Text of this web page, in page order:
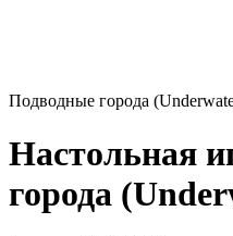
Подводные города
Настольная
города